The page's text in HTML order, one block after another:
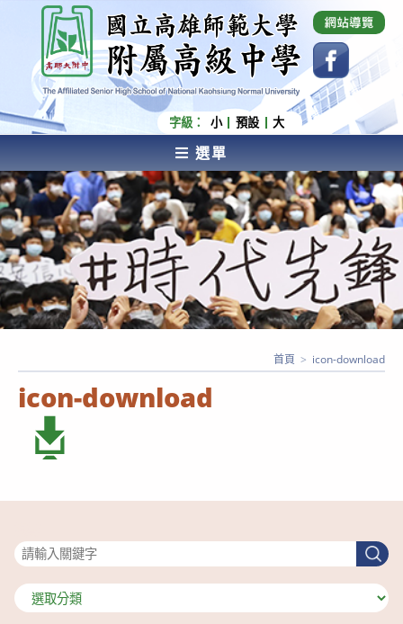
內
容
國立高雄師範大學附屬高級中學 Affiliated Senior
High School of National Kaohsiung Normal
University
字級： 小 預設 大
選單
AFFILIATED SENIOR HIGH SCHOOL OF NATIONAL
KAOHSIUNG NORMAL UNIVERSITY
icon-download
首頁 > icon-download
搜
尋
分
類